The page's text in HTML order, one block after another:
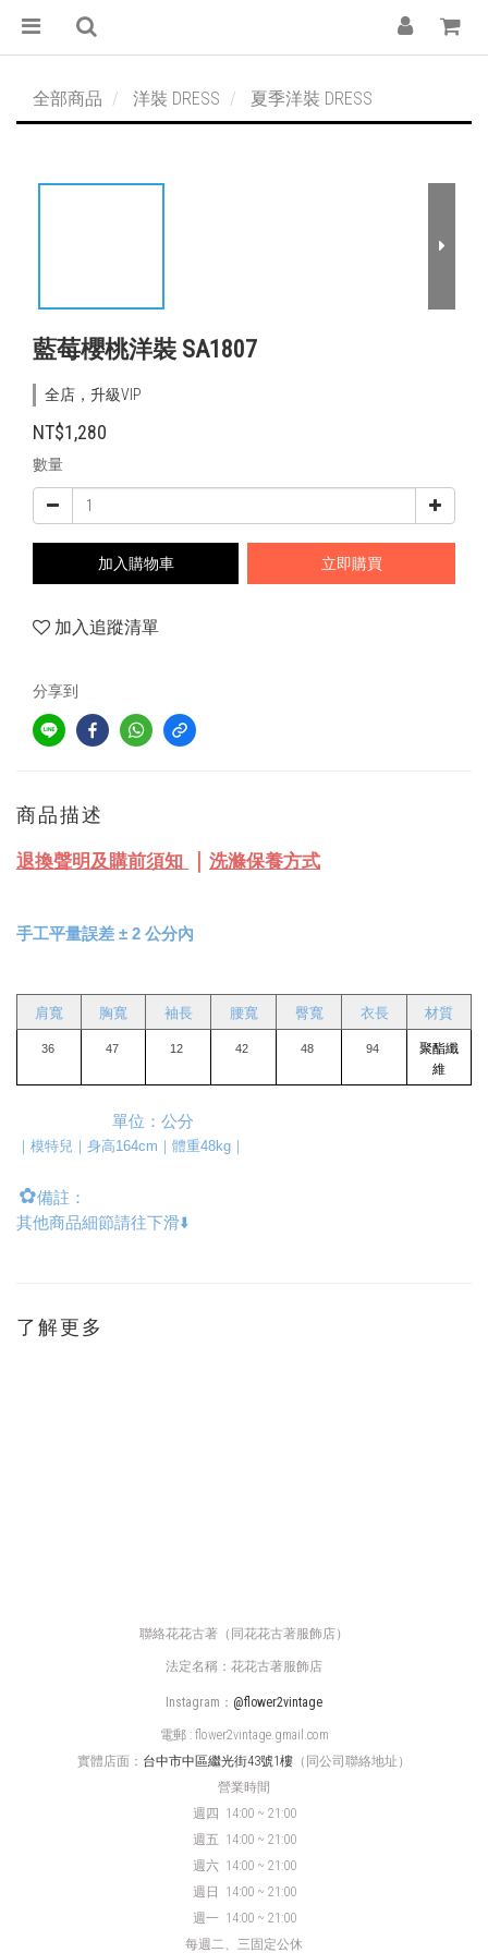
全部商品 洋裝 DRESS 夏季洋裝 DRESS
藍莓櫻桃洋裝 SA1807
全店，升級VIP
NT$1,280
數量
加入購物車 立即購買
加入追蹤清單
分享到
商品描述
退換聲明及購前須知 洗滌保養方式
手工平量誤差 ± 2 公分內
肩寬 胸寬 袖長 腰寬 臀寬 衣長 材質
36 47 12 42 48 94
聚酯纖
維
單位：公分
｜模特兒｜身高164cm｜體重48kg｜
✿備註：
其他商品細節請往下滑⬇️
了解更多
聯絡花花古著（同花花古著服飾店）
法定名稱：花花古著服飾店
Instagram： @flower2vintage
電郵 : flower2vintage.gmail.com
實體店面： 台中市中區繼光街43號1樓 （同公司聯絡地址）
營業時間
週四
14:00 ~ 21:00
週五 14:00 ~ 21:00
週六 14:00 ~ 21:00
週日 14:00 ~ 21:00
週一 14:00 ~ 21:00
每週二、三固定公休